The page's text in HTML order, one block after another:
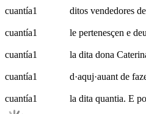
cuantía1 ditos vendedores
cuantía1 le pertenesçen e
cuantía1 la dita dona
cuantía1 d·aquj·auant de
cuantía1 la dita quantia. E